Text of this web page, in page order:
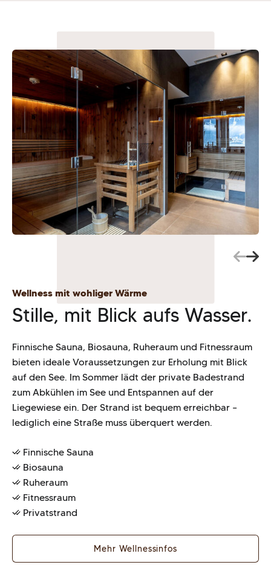
Wellness mit wohliger Wärme
Stille, mit Blick aufs Wasser.
Finnische Sauna, Biosauna, Ruheraum und Fitnessraum
bieten ideale Voraussetzungen zur Erholung mit Blick
auf den See. Im Sommer lädt der private Badestrand
zum Abkühlen im See und Entspannen auf der
Liegewiese ein. Der Strand ist bequem erreichbar –
lediglich eine Straße muss überquert werden.
Finnische Sauna
Biosauna
Ruheraum
Fitnessraum
Privatstrand
Mehr Wellnessinfos